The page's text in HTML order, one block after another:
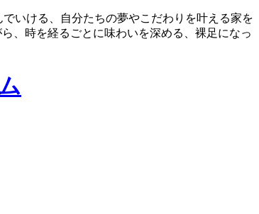
いける、自分たちの夢やこだわりを叶える家を
、時を経るごとに味わいを深める、裸足になっ